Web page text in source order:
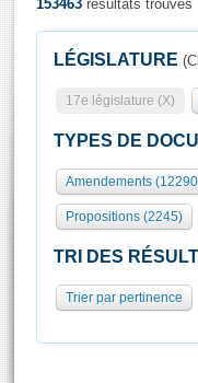
Présidence
577 députés
Groupes
Séance publique
Commissions et
Europe et
Pétitions
Rôle et pouvoirs
Organisation de
Présidence
Statistiques et
Documents de
Visiter
Visite virtuelle
Assister à une
153463 résultats trouvés
LÉGISLATURE
17e législature (X)
TYPES DE
Amendements
Propositions (2245)
TRI DES
Trier par pertinence